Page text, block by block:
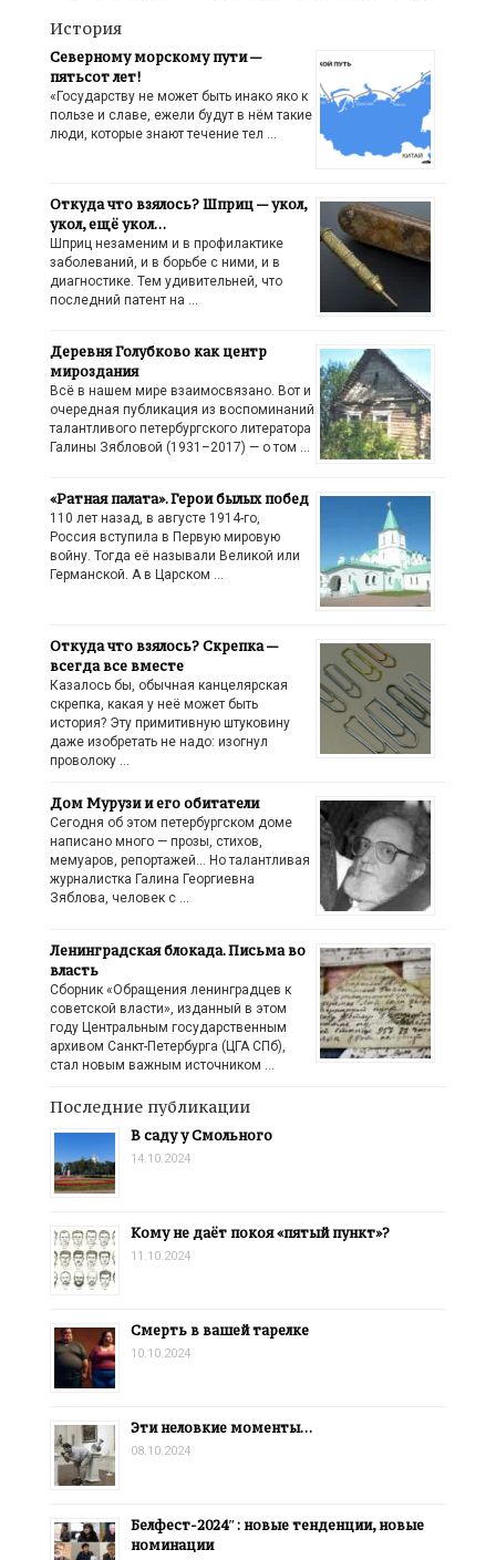
История
Северному морскому пути —
пятьсот лет!
«Государству не может быть инако яко к
пользе и славе, ежели будут в нём такие
люди, которые знают течение тел …
Откуда что взялось? Шприц — укол,
укол, ещё укол…
Шприц незаменим и в профилактике
заболеваний, и в борьбе с ними, и в
диагностике. Тем удивительней, что
последний патент на …
Деревня Голубково как центр
мироздания
Всё в нашем мире взаимосвязано. Вот и
очередная публикация из воспоминаний
талантливого петербургского литератора
Галины Зябловой (1931–2017) — о том …
«Ратная палата». Герои былых побед
110 лет назад, в августе 1914-го,
Россия вступила в Первую мировую
войну. Тогда её называли Великой или
Германской. А в Царском …
Откуда что взялось? Скрепка —
всегда все вместе
Казалось бы, обычная канцелярская
скрепка, какая у неё может быть
история? Эту примитивную штуковину
даже изобретать не надо: изогнул
проволоку …
Дом Мурузи и его обитатели
Сегодня об этом петербургском доме
написано много — прозы, стихов,
мемуаров, репортажей… Но талантливая
журналистка Галина Георгиевна
Зяблова, человек с …
Ленинградская блокада. Письма во
власть
Сборник «Обращения ленинградцев к
советской власти», изданный в этом
году Центральным государственным
архивом Санкт-Петербурга (ЦГА СПб),
стал новым важным источником …
Последние публикации
В саду у Смольного
14.10.2024
Кому не даёт покоя «пятый пункт»?
11.10.2024
Смерть в вашей тарелке
10.10.2024
Эти неловкие моменты…
08.10.2024
Белфест-2024″: новые тенденции, новые
номинации